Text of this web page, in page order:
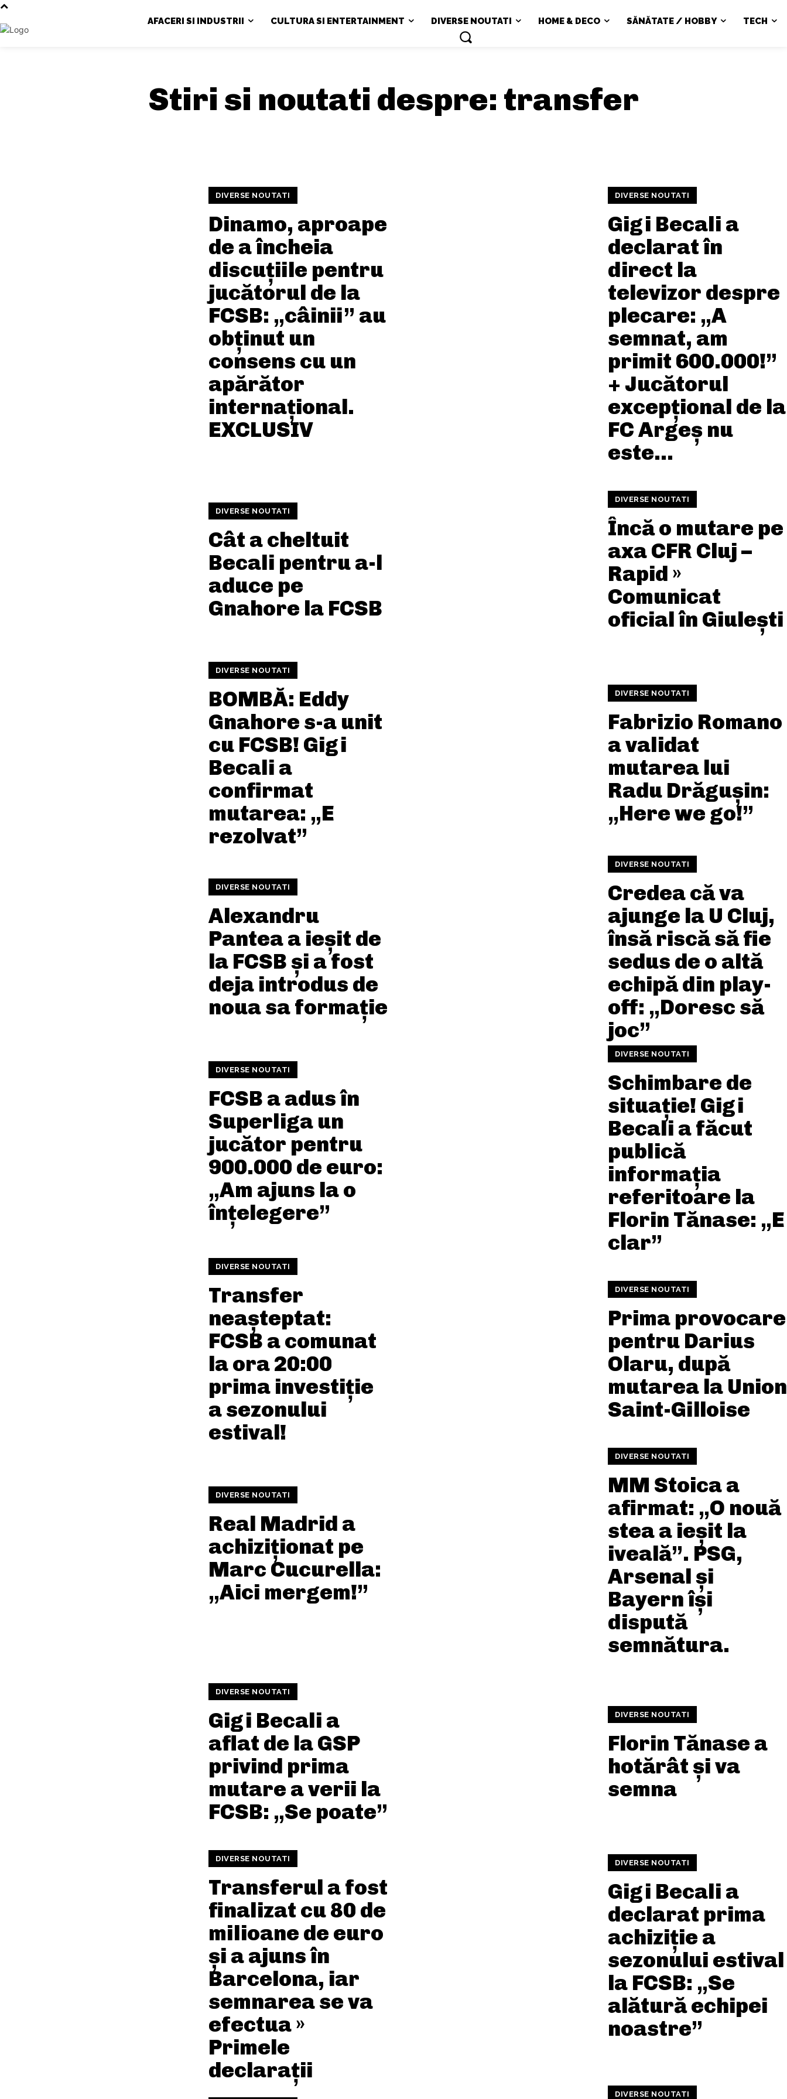
AFACERI SI INDUSTRII CULTURA SI ENTERTAINMENT DIVERSE NOUTATI HOME & DECO SĂNĂTATE / HOBBY TECH
Stiri si noutati despre: transfer
DIVERSE NOUTATI
Dinamo, aproape
de a încheia
discuțiile pentru
jucătorul de la
FCSB: „câinii” au
obținut un
consens cu un
apărător
internațional.
EXCLUSIV
DIVERSE NOUTATI
Gigi Becali a
declarat în
direct la
televizor despre
plecare: „A
semnat, am
primit 600.000!”
+ Jucătorul
excepțional de la
FC Argeș nu
este...
DIVERSE NOUTATI
Cât a cheltuit
Becali pentru a-l
aduce pe
Gnahore la FCSB
DIVERSE NOUTATI
Încă o mutare pe
axa CFR Cluj –
Rapid »
Comunicat
oficial în Giulești
DIVERSE NOUTATI
BOMBĂ: Eddy
Gnahore s-a unit
cu FCSB! Gigi
Becali a
confirmat
mutarea: „E
rezolvat”
DIVERSE NOUTATI
Fabrizio Romano
a validat
mutarea lui
Radu Drăgușin:
„Here we go!”
DIVERSE NOUTATI
Alexandru
Pantea a ieșit de
la FCSB și a fost
deja introdus de
noua sa formație
DIVERSE NOUTATI
Credea că va
ajunge la U Cluj,
însă riscă să fie
sedus de o altă
echipă din play-
off: „Doresc să
joc”
DIVERSE NOUTATI
FCSB a adus în
Superliga un
jucător pentru
900.000 de euro:
„Am ajuns la o
înțelegere”
DIVERSE NOUTATI
Schimbare de
situație! Gigi
Becali a făcut
publică
informația
referitoare la
Florin Tănase: „E
clar”
DIVERSE NOUTATI
Transfer
neașteptat:
FCSB a comunat
la ora 20:00
prima investiție
a sezonului
estival!
DIVERSE NOUTATI
Prima provocare
pentru Darius
Olaru, după
mutarea la Union
Saint-Gilloise
DIVERSE NOUTATI
Real Madrid a
achiziționat pe
Marc Cucurella:
„Aici mergem!”
DIVERSE NOUTATI
MM Stoica a
afirmat: „O nouă
stea a ieșit la
iveală”. PSG,
Arsenal și
Bayern își
dispută
semnătura.
DIVERSE NOUTATI
Gigi Becali a
aflat de la GSP
privind prima
mutare a verii la
FCSB: „Se poate”
DIVERSE NOUTATI
Florin Tănase a
hotărât și va
semna
DIVERSE NOUTATI
Transferul a fost
finalizat cu 80 de
milioane de euro
și a ajuns în
Barcelona, iar
semnarea se va
efectua »
Primele
declarații
DIVERSE NOUTATI
Gigi Becali a
declarat prima
achiziție a
sezonului estival
la FCSB: „Se
alătură echipei
noastre”
DIVERSE NOUTATI